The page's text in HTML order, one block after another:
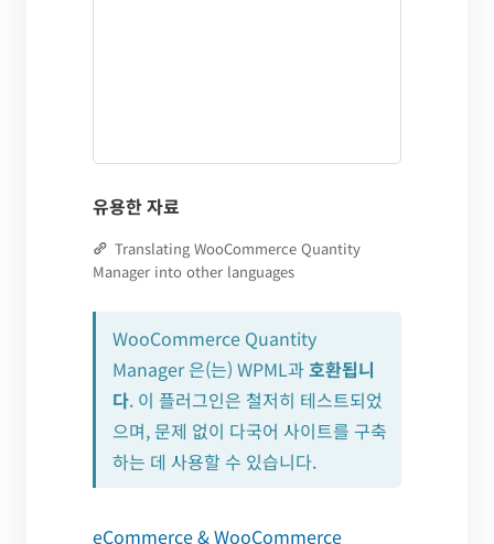
유용한 자료
Translating WooCommerce Quantity
Manager into other languages
WooCommerce Quantity
Manager 은(는) WPML과호환됩니
다. 이 플러그인은 철저히 테스트되었
으며, 문제 없이 다국어 사이트를 구축
하는 데 사용할 수 있습니다.
eCommerce & WooCommerce